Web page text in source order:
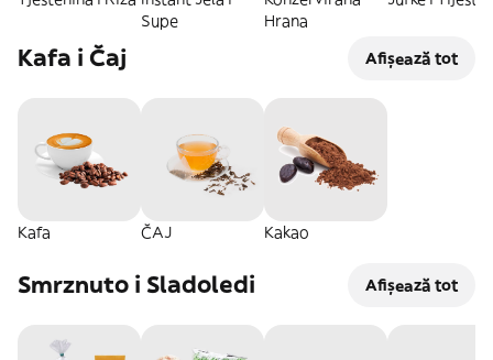
Supe
Hrana
Kafa i Čaj Afișează tot
Kafa ČAJ Kakao
Smrznuto i Sladoledi Afișează tot